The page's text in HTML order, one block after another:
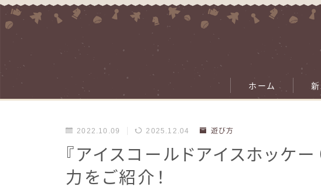
ホーム
2022.10.09 2025.12.04 遊び方
『アイスコールドアイスホッケー
力をご紹介！